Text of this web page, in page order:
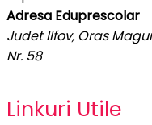
Adresa Eduprescolar
Judet Ilfov, Oras
Nr. 58
Linkuri Utile